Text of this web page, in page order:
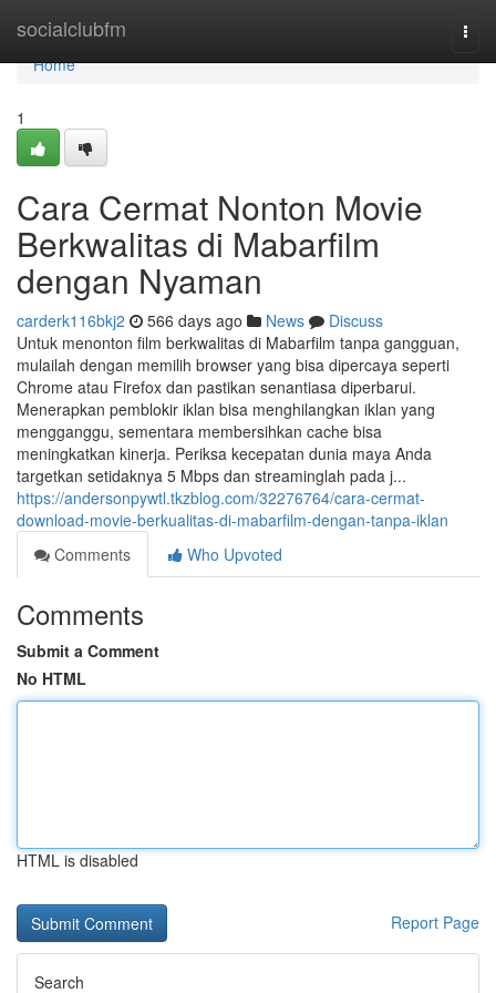
socialclubfm
Home
Home
1
Cara Cermat Nonton Movie
Berkwalitas di Mabarfilm
dengan Nyaman
carderk116bkj2 566 days ago News
Discuss
Untuk menonton film berkwalitas di Mabarfilm tanpa gangguan,
mulailah dengan memilih browser yang bisa dipercaya seperti
Chrome atau Firefox dan pastikan senantiasa diperbarui.
Menerapkan pemblokir iklan bisa menghilangkan iklan yang
mengganggu, sementara membersihkan cache bisa
meningkatkan kinerja. Periksa kecepatan dunia maya Anda
targetkan setidaknya 5 Mbps dan streaminglah pada j...
https://andersonpywtl.tkzblog.com/32276764/cara-cermat-
download-movie-berkualitas-di-mabarfilm-dengan-tanpa-iklan
Comments
Who Upvoted
Comments
Submit a Comment
No HTML
HTML is disabled
Report Page
Search